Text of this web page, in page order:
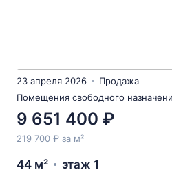
23 апреля 2026
Продажа
Помещения свободного
9 651 400 ₽
219 700 ₽ за м²
44 м² этаж 1